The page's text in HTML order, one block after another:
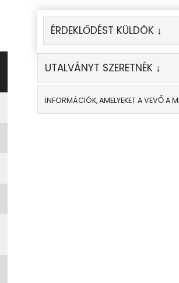
ÉRDEKLŐDÉST KÜLDÖK ↓
UTALVÁNYT SZERETNÉK ↓
INFORMÁCIÓK, AMELYEKET A VEVŐ A